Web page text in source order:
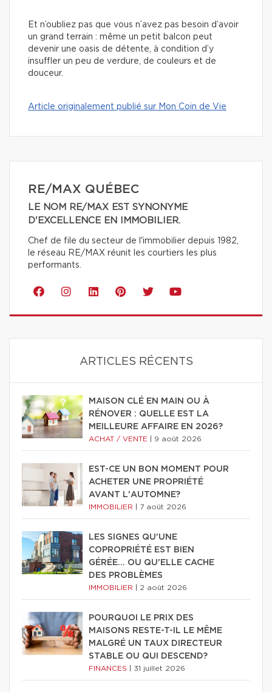
Et n’oubliez pas que vous n’avez pas besoin d’avoir
un grand terrain : même un petit balcon peut
devenir une oasis de détente, à condition d’y
insuffler un peu de verdure, de couleurs et de
douceur.
Article originalement publié sur Mon Coin de Vie
RE/MAX QUÉBEC
LE NOM RE/MAX EST SYNONYME
D'EXCELLENCE EN IMMOBILIER.
Chef de file du secteur de l'immobilier depuis 1982,
le réseau RE/MAX réunit les courtiers les plus
performants.
ARTICLES RÉCENTS
MAISON CLÉ EN MAIN OU À
RÉNOVER : QUELLE EST LA
MEILLEURE AFFAIRE EN 2026?
ACHAT / VENTE 9 août 2026
EST-CE UN BON MOMENT POUR
ACHETER UNE PROPRIÉTÉ
AVANT L'AUTOMNE?
IMMOBILIER 7 août 2026
LES SIGNES QU'UNE
COPROPRIÉTÉ EST BIEN
GÉRÉE… OU QU'ELLE CACHE
DES PROBLÈMES
IMMOBILIER 2 août 2026
POURQUOI LE PRIX DES
MAISONS RESTE-T-IL LE MÊME
MALGRÉ UN TAUX DIRECTEUR
STABLE OU QUI DESCEND?
FINANCES 31 juillet 2026